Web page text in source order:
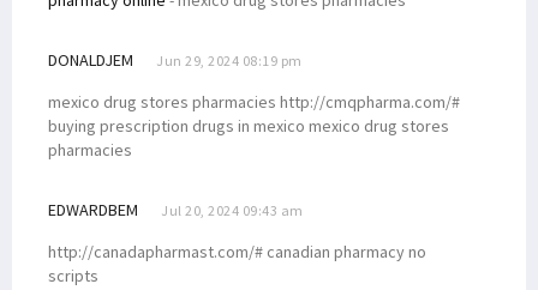
DONALDJEM Jun 29, 2024 08:19 pm
mexico drug stores pharmacies http://cmqpharma.com/#
buying prescription drugs in mexico mexico drug stores
pharmacies
EDWARDBEM Jul 20, 2024 09:43 am
http://canadapharmast.com/# canadian pharmacy no
scripts